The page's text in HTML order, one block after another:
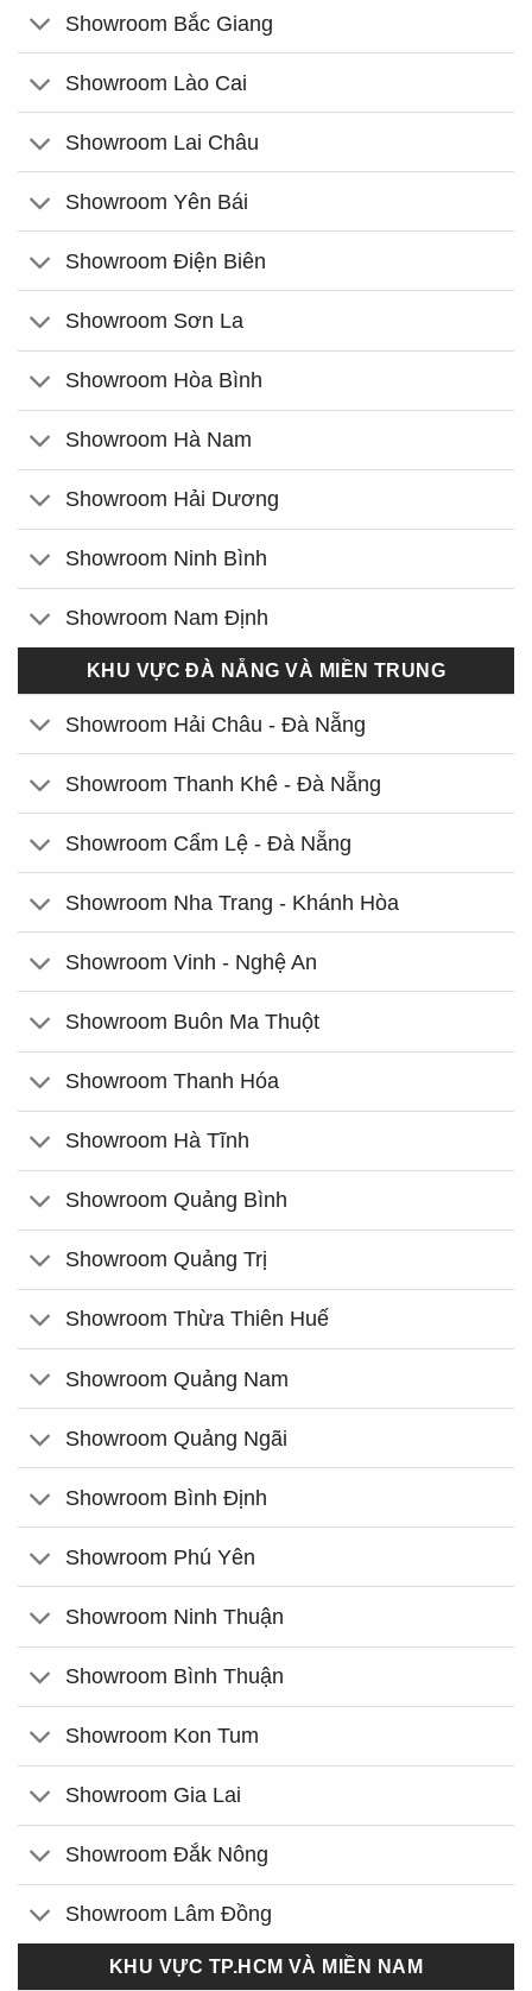
Showroom Bắc Giang
Showroom Lào Cai
Showroom Lai Châu
Showroom Yên Bái
Showroom Điện Biên
Showroom Sơn La
Showroom Hòa Bình
Showroom Hà Nam
Showroom Hải Dương
Showroom Ninh Bình
Showroom Nam Định
KHU VỰC ĐÀ NẴNG VÀ MIỀN TRUNG
Showroom Hải Châu - Đà Nẵng
Showroom Thanh Khê - Đà Nẵng
Showroom Cẩm Lệ - Đà Nẵng
Showroom Nha Trang - Khánh Hòa
Showroom Vinh - Nghệ An
Showroom Buôn Ma Thuột
Showroom Thanh Hóa
Showroom Hà Tĩnh
Showroom Quảng Bình
Showroom Quảng Trị
Showroom Thừa Thiên Huế
Showroom Quảng Nam
Showroom Quảng Ngãi
Showroom Bình Định
Showroom Phú Yên
Showroom Ninh Thuận
Showroom Bình Thuận
Showroom Kon Tum
Showroom Gia Lai
Showroom Đắk Nông
Showroom Lâm Đồng
KHU VỰC TP.HCM VÀ MIỀN NAM